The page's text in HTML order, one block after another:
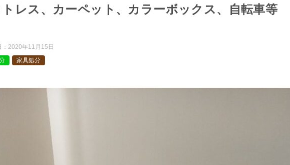
レス、カーペット、カラーボックス、自転車等
2020年11月15日
家具処分